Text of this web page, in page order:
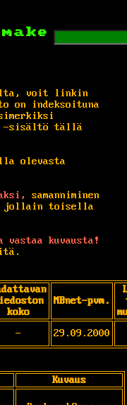
voit linkin
on indeksoituna
-sisältö tällä
olevasta
samanniminen
jollain toisella
kuvausta!
koko
MBnet-pvm.
- 29.09.2000
Kuvaus